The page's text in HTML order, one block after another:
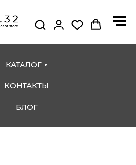
КАТАЛОГ
КОНТАКТЫ
БЛОГ